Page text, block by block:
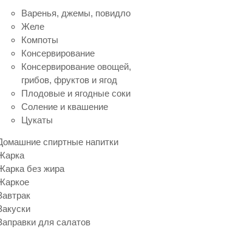
Варенья, джемы, повидло
Желе
Компоты
Консервирование
Консервирование овощей,
грибов, фруктов и ягод
Плодовые и ягодные соки
Соление и квашение
Цукаты
спиртные напитки
без жира
для салатов